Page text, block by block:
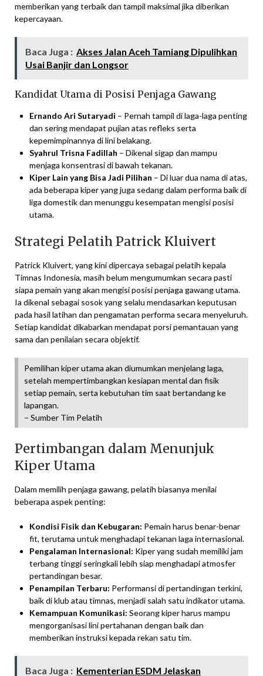
memberikan yang terbaik dan tampil maksimal jika diberikan
kepercayaan.
Baca Juga : Akses Jalan Aceh Tamiang Dipulihkan
Usai Banjir dan Longsor
Kandidat Utama di Posisi Penjaga Gawang
Ernando Ari Sutaryadi – Pernah tampil di laga-laga penting
dan sering mendapat pujian atas refleks serta
kepemimpinannya di lini belakang.
Syahrul Trisna Fadillah – Dikenal sigap dan mampu
menjaga konsentrasi di bawah tekanan.
Kiper Lain yang Bisa Jadi Pilihan – Di luar dua nama di atas,
ada beberapa kiper yang juga sedang dalam performa baik di
liga domestik dan menunggu kesempatan mengisi posisi
utama.
Strategi Pelatih Patrick Kluivert
Patrick Kluivert, yang kini dipercaya sebagai pelatih kepala
Timnas Indonesia, masih belum mengumumkan secara pasti
siapa pemain yang akan mengisi posisi penjaga gawang utama.
Ia dikenal sebagai sosok yang selalu mendasarkan keputusan
pada hasil latihan dan pengamatan performa secara menyeluruh.
Setiap kandidat dikabarkan mendapat porsi pemantauan yang
sama dan penilaian secara objektif.
Pemilihan kiper utama akan diumumkan menjelang laga,
setelah mempertimbangkan kesiapan mental dan fisik
setiap pemain, serta kebutuhan tim saat bertandang ke
lapangan.
– Sumber Tim Pelatih
Pertimbangan dalam Menunjuk
Kiper Utama
Dalam memilih penjaga gawang, pelatih biasanya menilai
beberapa aspek penting:
Kondisi Fisik dan Kebugaran: Pemain harus benar-benar
fit, terutama untuk menghadapi tekanan laga internasional.
Pengalaman Internasional: Kiper yang sudah memiliki jam
terbang tinggi seringkali lebih siap menghadapi atmosfer
pertandingan besar.
Penampilan Terbaru: Performansi di pertandingan terkini,
baik di klub atau timnas, menjadi salah satu indikator utama.
Kemampuan Komunikasi: Seorang kiper harus mampu
mengorganisasi lini pertahanan dengan baik dan
memberikan instruksi kepada rekan satu tim.
Baca Juga : Kementerian ESDM Jelaskan